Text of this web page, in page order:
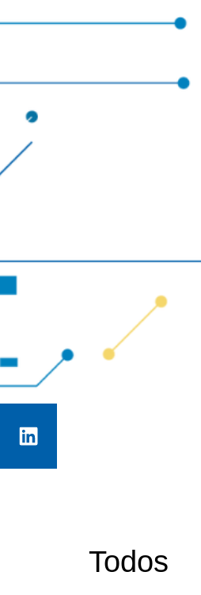
Todos